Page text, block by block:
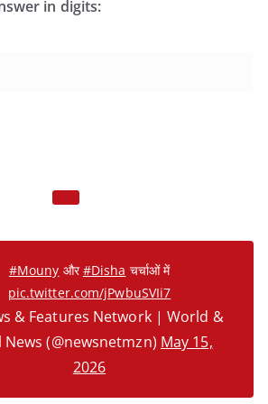
in digits:
#Mouny और#Disha चर्चाओं में
pic.twitter.com/jPwbuSVIi7
& Features Network | World &
News (@newsnetmzn) May 15,
2026